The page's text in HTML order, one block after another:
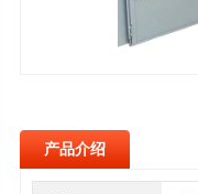
产品介绍